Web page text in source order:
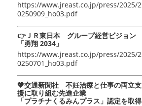
https://www.jreast.co.jp/press/2025/2
0250909_ho03.pdf
👉ＪＲ東日本 グループ経営ビジョン
「勇翔 2034」
https://www.jreast.co.jp/press/2025/2
0250701_ho03.pdf
💖交通新聞社 不妊治療と仕事の両立支
援に取り組む先進企業
「プラチナくるみんプラス」認定を取得